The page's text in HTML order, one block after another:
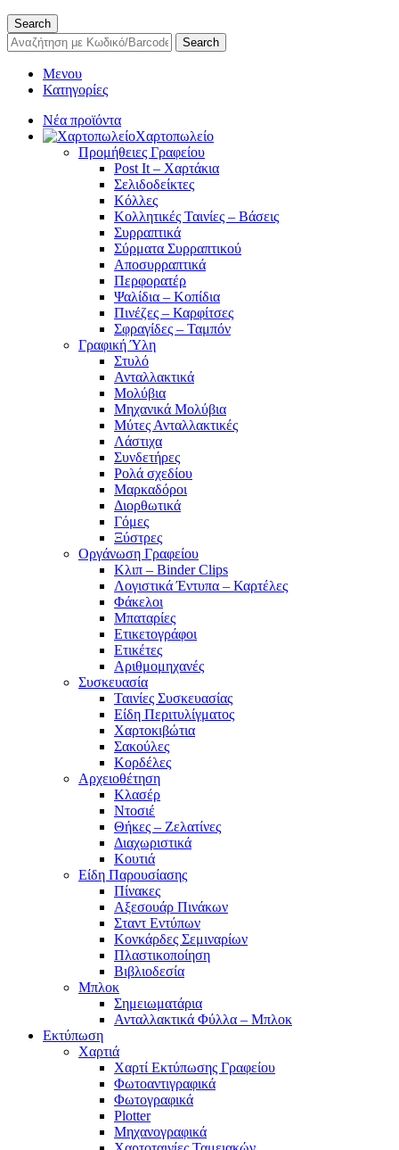
Search
Search
Μενου
Κατηγορίες
Νέα προϊόντα
Χαρτοπωλείο
Προμήθειες Γραφείου
Post It – Χαρτάκια
Σελιδοδείκτες
Κόλλες
Κολλητικές Ταινίες – Βάσεις
Συρραπτικά
Σύρματα Συρραπτικού
Αποσυρραπτικά
Περφορατέρ
Ψαλίδια – Κοπίδια
Πινέζες – Καρφίτσες
Σφραγίδες – Ταμπόν
Γραφική Ύλη
Στυλό
Ανταλλακτικά
Μολύβια
Μηχανικά Μολύβια
Μύτες Ανταλλακτικές
Λάστιχα
Συνδετήρες
Ρολά σχεδίου
Μαρκαδόροι
Διορθωτικά
Γόμες
Ξύστρες
Οργάνωση Γραφείου
Κλιπ – Binder Clips
Λογιστικά Έντυπα – Καρτέλες
Φάκελοι
Μπαταρίες
Ετικετογράφοι
Ετικέτες
Αριθμομηχανές
Συσκευασία
Ταινίες Συσκευασίας
Είδη Περιτυλίγματος
Χαρτοκιβώτια
Σακούλες
Κορδέλες
Αρχειοθέτηση
Κλασέρ
Ντοσιέ
Θήκες – Ζελατίνες
Διαχωριστικά
Κουτιά
Είδη Παρουσίασης
Πίνακες
Αξεσουάρ Πινάκων
Σταντ Εντύπων
Κονκάρδες Σεμιναρίων
Πλαστικοποίηση
Βιβλιοδεσία
Μπλοκ
Σημειωματάρια
Ανταλλακτικά Φύλλα – Μπλοκ
Εκτύπωση
Χαρτιά
Χαρτί Εκτύπωσης Γραφείου
Φωτοαντιγραφικά
Φωτογραφικά
Plotter
Μηχανογραφικά